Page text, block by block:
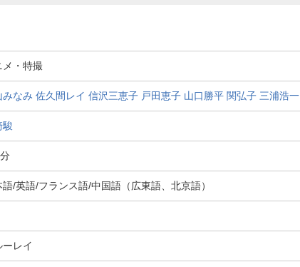
メ・特撮
みなみ 佐久間レイ 信沢三恵子 戸田恵子 山口勝平 関弘子 三浦浩一
駿
語/英語/フランス語/中国語（広東語、北京語）
ーレイ